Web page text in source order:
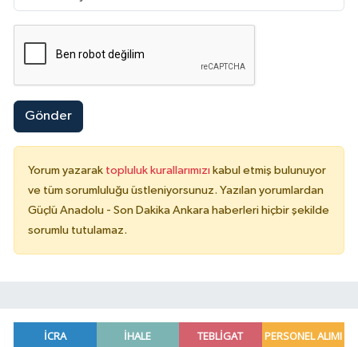
Gönder
Yorum yazarak topluluk kurallarımızı kabul etmiş bulunuyor
ve tüm sorumluluğu üstleniyorsunuz. Yazılan yorumlardan
Güçlü Anadolu - Son Dakika Ankara haberleri hiçbir şekilde
sorumlu tutulamaz.